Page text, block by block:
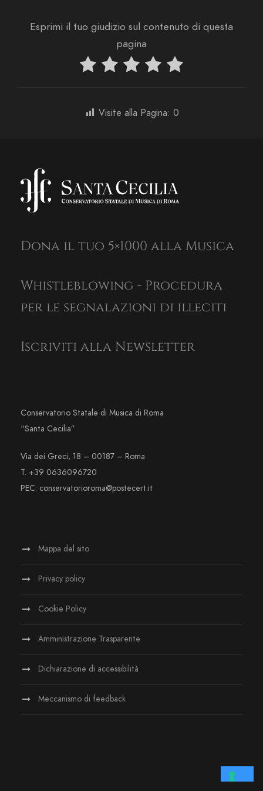
Esprimi il tuo giudizio sul contenuto di questa
pagina
Visite alla Pagina: 0
Dona il tuo 5×1000 alla Musica
Whistleblowing - Procedura
per le segnalazioni di illeciti
Iscriviti alla Newsletter
Conservatorio Statale di Musica di Roma
“Santa Cecilia”
Via dei Greci, 18 – 00187 – Roma
T. +39 0636096720
PEC: conservatorioroma@postecert.it
Mappa del sito
Privacy policy
Cookie Policy
Amministrazione Trasparente
Dichiarazione di accessibilità
Meccanismo di feedback